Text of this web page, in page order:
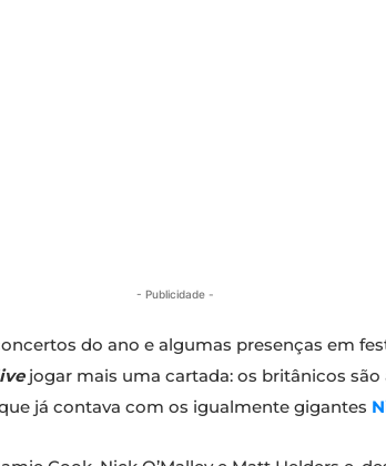
- Publicidade -
do ano e algumas presenças em
jogar mais uma cartada: os britânicos
já contava com os igualmente gigantes